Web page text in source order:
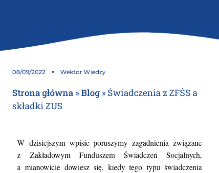
08/09/2022 Wektor Wiedzy
Strona główna »Blog» Świadczenia z ZFŚS a
składki ZUS
W dzisiejszym wpisie poruszymy zagadnienia związane
z Zakładowym Funduszem Świadczeń Socjalnych,
a mianowicie dowiesz się, kiedy tego typu świadczenia